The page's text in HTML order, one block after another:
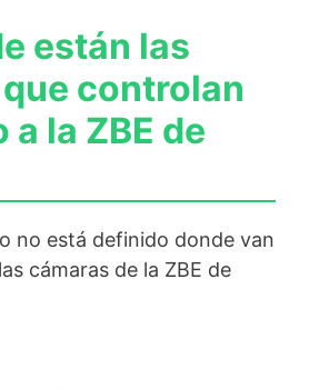
están las
controlan
la ZBE de
no está definido donde van
cámaras de la ZBE de